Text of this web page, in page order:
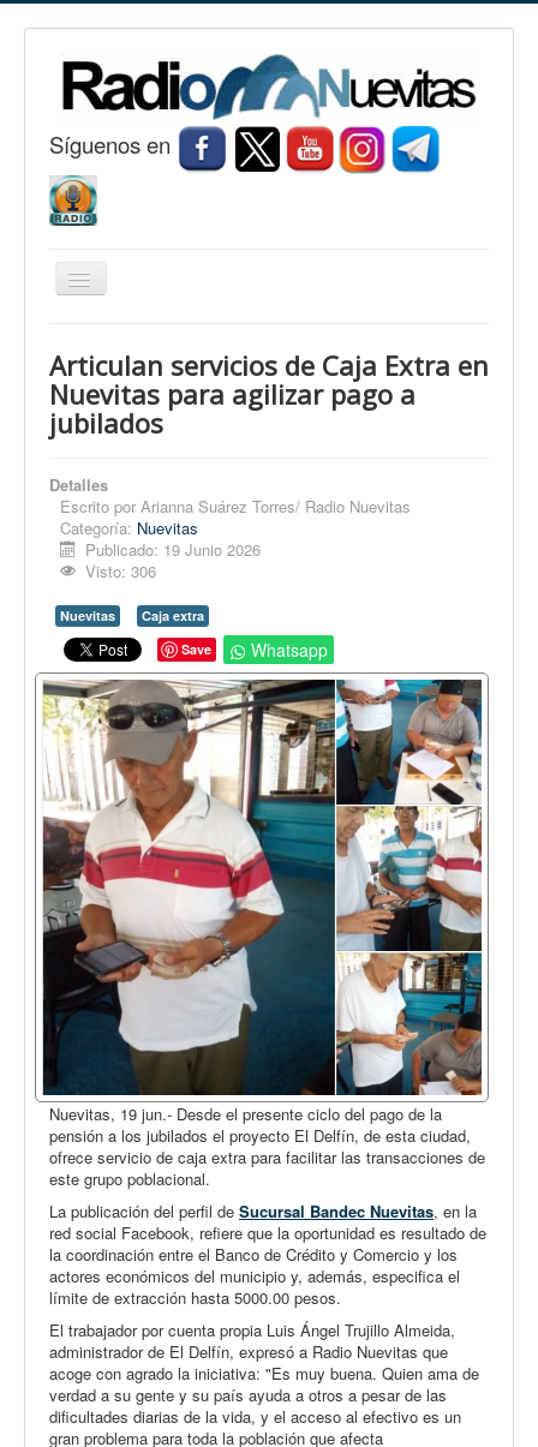
Síguenos en
Cambiar
Nuevitas
Noticias
Fotorreportaje
Opinión
En audio
Medio Ambiente
Ciencia, tecnología y curiosidades
Francés
Inglés
Desempolvando la historia
Articulan servicios de Caja Extra en
Nuevitas para agilizar pago a
jubilados
Detalles
Escrito por Arianna Suárez Torres/ Radio Nuevitas
Categoría: Nuevitas
Publicado: 19 Junio 2026
Visto: 306
Nuevitas
Caja extra
Save
Whatsapp
Nuevitas, 19 jun.- Desde el presente ciclo del pago de la
pensión a los jubilados el proyecto El Delfín, de esta ciudad,
ofrece servicio de caja extra para facilitar las transacciones de
este grupo poblacional.
La publicación del perfil de Sucursal Bandec Nuevitas, en la
red social Facebook, refiere que la oportunidad es resultado de
la coordinación entre el Banco de Crédito y Comercio y los
actores económicos del municipio y, además, especifica el
límite de extracción hasta 5000.00 pesos.
El trabajador por cuenta propia Luis Ángel Trujillo Almeida,
administrador de El Delfín, expresó a Radio Nuevitas que
acoge con agrado la iniciativa: "Es muy buena. Quien ama de
verdad a su gente y su país ayuda a otros a pesar de las
dificultades diarias de la vida, y el acceso al efectivo es un
gran problema para toda la población que afecta